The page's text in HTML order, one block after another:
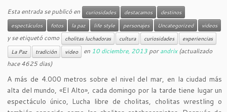
Esta entrada se publicó en curiosidades destacamos
destinos
espectáculos
fotos la paz life style personajes Uncategorized videos
y se etiquetó como cholitas luchadoras cultura curiosidades
experiencias
La Paz
tradición video en 10 diciembre, 2013 porandrix(actualizado
hace 4625 dias)
A más de 4.000 metros sobre el nivel del mar, en la ciudad más
alta del mundo, «El Alto», cada domingo por la tarde tiene lugar un
espectáculo único, Lucha libre de cholitas, cholitas wrestling o